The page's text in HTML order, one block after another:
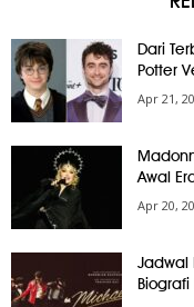
Dari
Potter
Apr 21,
Awal
Apr 20,
Jadwal